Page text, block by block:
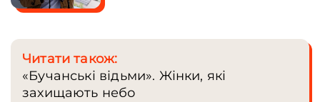
м.Бахмут. Згодом працював на
стрінгером. Закінчив Київський
університет культури та отримав
диплом тележурналіста.
Стажувався в команді Genesis у
Читати також:
«Бучанські відьми». Жінки, які
захищають небо